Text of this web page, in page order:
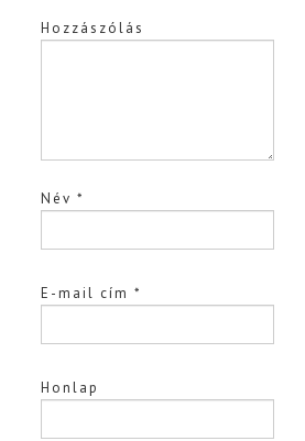
Hozzászólás
Név*
E-mail cím*
Honlap